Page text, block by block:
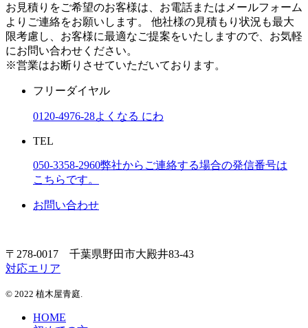
お見積りをご希望のお客様は、お電話またはメールフォーム
よりご連絡をお願いします。 他社様の見積もり状況も最大
限考慮し、お客様に最適なご提案をいたしますので、お気軽
にお問い合わせください。
※営業はお断りさせていただいております。
フリーダイヤル
0120-4976-28よくなる にわ
TEL
050-3358-2960弊社からご連絡する場合の発信番号は
こちらです。
お問い合わせ
〒278-0017 千葉県野田市大殿井83-43
対応エリア
© 2022 植木屋青庭.
HOME